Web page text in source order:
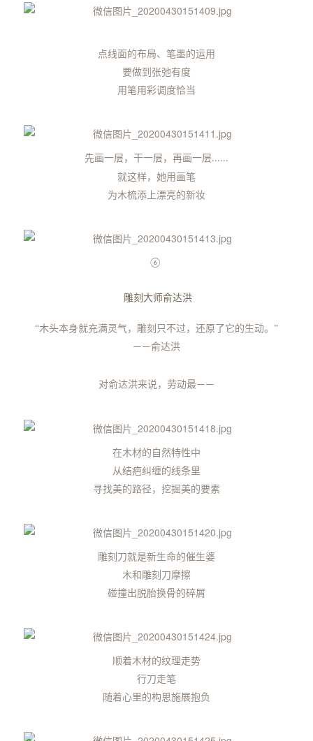
点线面的布局、笔墨的运用
要做到张弛有度
用笔用彩调度恰当
先画一层，干一层，再画一层......
就这样，她用画笔
为木梳添上漂亮的新妆
⑥
雕刻大师俞达洪
“木头本身就充满灵气，
雕刻只不过，还原了它的生动。”
——俞达洪
对俞达洪来说， 劳动最——
在木材的自然特性中
从结疤纠缠的线条里
寻找美的路径，挖掘美的要素
雕刻刀就是新生命的催生婆
木和雕刻刀摩擦
碰撞出脱胎换骨的碎屑
顺着木材的纹理走势
行刀走笔
随着心里的构思施展抱负